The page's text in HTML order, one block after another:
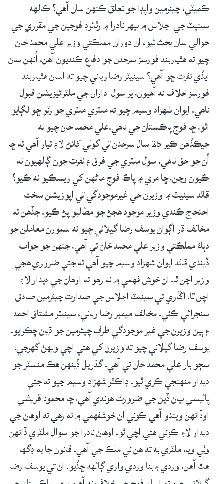
ڪميٽي، چيئرمين واپڊا جو تعلق ڪنهن سان آهي؟ ڪالهه
سينيٽ جي اجلاس ۾ ٻيهر نادرا ۾ رٽائرڊ فوجين جي مقرري جي
حوالي سان بحث ٿيو، ان دوران مملڪتي وزير علي محمد خان
چيو ته هٿياربند فورسز سرحدن جو دفاع ڪنديون آهن، اُنهن سان
ايڏي نفرت ڇو آهي؟ سينيٽر رضا رباني چيو ته اسان هٿياربند
فورسز خلاف نه آهيون، پر سول اداران جي ملٽرائيزيشن قبول
ناهي. ايوان شهزاد وسيم چيو ته ملٽري ملٽري جو رٽو ڇو لڳايو
اٿوَ، ڇا فوج پاڪستان جي ناهي.علي محمد خان چيو ته
جيڪڏهن ڪير 25 سال سرحدن تي گولي کائڻ لاءِ تيار آهي ته ڇا
اُن جو حق ناهي. سول ملٽري جي فرق ۽ نفرت جون ڳالهيون نه
ڪيون وڃن، ڇا مري ۾ پاڪ فوج ماڻهن کي ريسڪيو نه ڪيو؟
قائد سينيٽ ۾ وزيرن جي غيرموجودگي تي اپوزيشن سخت
احتجاج ڪندي وزير موجود هجڻ جو مطالبو پڻ ڪيو. جڏهن ته
مخالف ڌر اڳواڻ يوسف رضا گيلاني چيو ته سمورن معاملن جو
دٻاءُ مملڪتي وزير علي محمد خان تي آهي، جنهن جو جواب
ڏيندي قائد ايوان شهزاد وسيم چيو آهي ته جتي ضروري هجي
وزير اچن ٿا، ان خوش فهمي ۾ نه رهو ته اوهان جي ديدار لاءِ
اچن ٿا. اڱاري تي سينيٽ اجلاس جي صدارت چيئرمين صادق
سنجراڻي ڪئي. مخالف ميمبر رضا رباني، سينيٽر مشتاق احمد
۽ ٻين وزيرن جي غير موجودگي طرف چيئرمين جو ڌيان ڇڪرايو.
يوسف رضا گيلاني چيو ته وزيرن کي هتي اچي ويهڻ گهرجي،
سڄو بار علي محمد خان تي آهي. گذريل ڏينهن هڪ منسٽر جو
ديدار منهنجي ڪري ٿيو. ڊاڪٽر شهزاد وسيم چيو ته جتي
پاليسي بيان ڏيڻ جي ضرورت هوندي آهي، ڇا محمود قريشي
اوڏانهن ويندو آهي ڪوئي ان خوشفهمي ۾ نه رهي ته اوهان جي
ديدار لاءِ ڪوئي هتي اچي ٿو. اوهان نادرا جو سوال ملٽري ڏانهن
وٺي ويا، ملٽري به ته هن ئي ملڪ جي آهي. قانون جا به ڊگها
هٿ آهن، وردي ۽ بنا وردي واري ڳالهه ڇڏيو. ان تي يوسف رضا